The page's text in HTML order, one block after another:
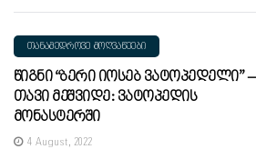
ᲗᲐᲜᲐᲛᲔᲓᲠᲝᲕᲔ ᲛᲝᲦᲕᲐᲬᲔᲔᲑᲘ
Წიგნი “ბერი Იოსებ Ვატოპედელი” –
Თავი Მეშვიდე: Ვატოპედის
Მონასტერში
4 August, 2022